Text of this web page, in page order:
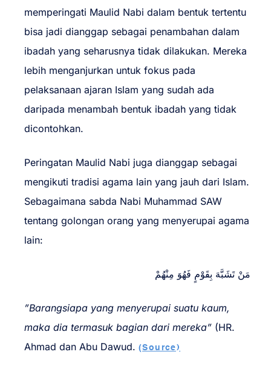
memperingati Maulid Nabi dalam bentuk tertentu
bisa jadi dianggap sebagai penambahan dalam
ibadah yang seharusnya tidak dilakukan. Mereka
lebih menganjurkan untuk fokus pada
pelaksanaan ajaran Islam yang sudah ada
daripada menambah bentuk ibadah yang tidak
dicontohkan.
Peringatan Maulid Nabi juga dianggap sebagai
mengikuti tradisi agama lain yang jauh dari Islam.
Sebagaimana sabda Nabi Muhammad SAW
tentang golongan orang yang menyerupai agama
lain:
مَنْ تَشَبَّهَ بِقَوْمٍ فَهُوَ مِنْهُمْ
”Barangsiapa yang menyerupai suatu kaum,
maka dia termasuk bagian dari mereka” (HR.
Ahmad dan Abu Dawud. (Source)